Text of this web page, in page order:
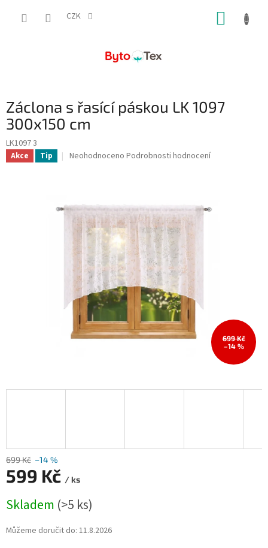
CZK
Záclona s řasící páskou LK 1097
300x150 cm
LK1097 3
Akce Tip
Průměrné
z
hvězdiček.
Neohodnoceno Podrobnosti hodnocení
699 Kč
–14 %
699 Kč –14 %
599 Kč / ks
cena:
Skladem (>5 ks)
Můžeme doručit do: 11.8.2026